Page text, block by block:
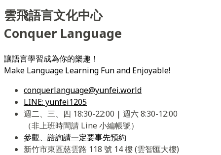
雲飛語言文化中心
Conquer Language
讓語言學習成為你的樂趣！
Make Language Learning Fun and Enjoyable!
conquerlanguage@yunfei.world
LINE: yunfei1205
週二、三、四 18:30-22:00 | 週六 8:30-12:00
（非上班時間請 Line 小編帳號）
參觀、諮詢請一定要事先預約
新竹市東區慈雲路 118 號 14 樓 (雲智匯大樓)